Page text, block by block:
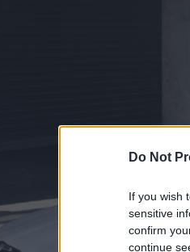
Do Not
If you wish
sensitive
confirm
continue